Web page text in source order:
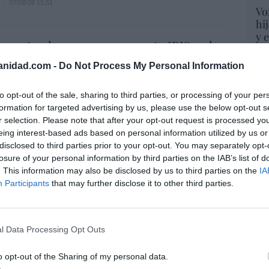
- Do Not Process My Personal Information
opt-out of the sale, sharing to third parties, or processing of your
for targeted advertising by us, please use the below opt-out
selection. Please note that after your opt-out request is processed
interest-based ads based on personal information utilized by us
to third parties prior to your opt-out. You may separately
of your personal information by third parties on the IAB’s list of
This information may also be disclosed by us to third parties on the
Participants that may further disclose it to other third parties.
Data Processing Opt Outs
opt-out of the Sharing of my personal data.
se hace con un proyecto IRIS-2 de
de euros
Discovery’ asume ya 600 millones en
su fusión con Paramount
07/08/26 15:10
británica easyJet pasará a manos del
posible: Apollo... pero no podrá hacerse
y